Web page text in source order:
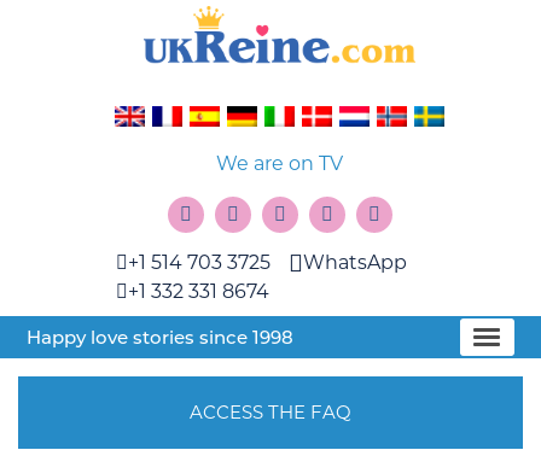
We are on TV
+1 514 703 3725
+1 332 331 8674
WhatsApp
Happy love stories since 1998
ACCESS THE FAQ